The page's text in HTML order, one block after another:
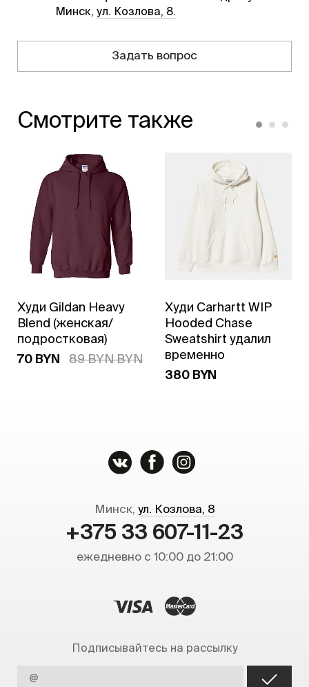
Минск, ул. Козлова, 8.
Задать вопрос
Смотрите также
Худи Gildan Heavy
Blend (женская/
подростковая)
70 BYN
89 BYN BYN
Худи Carhartt WIP
Hooded Chase
Sweatshirt удалил
временно
380 BYN
Минск, ул. Козлова, 8
+375 33 607-11-23
ежедневно с 10:00 до 21:00
Подписывайтесь на рассылку